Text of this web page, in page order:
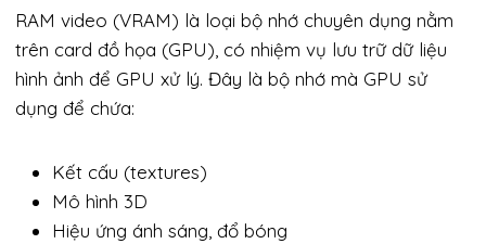
RAM video (VRAM) là loại bộ nhớ chuyên dụng nằm
trên card đồ họa (GPU), có nhiệm vụ lưu trữ dữ liệu
hình ảnh để GPU xử lý. Đây là bộ nhớ mà GPU sử
dụng để chứa:
Kết cấu (textures)
Mô hình 3D
Hiệu ứng ánh sáng, đổ bóng